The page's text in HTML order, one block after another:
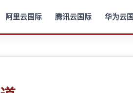
阿里云国际 腾讯云国际 华为云